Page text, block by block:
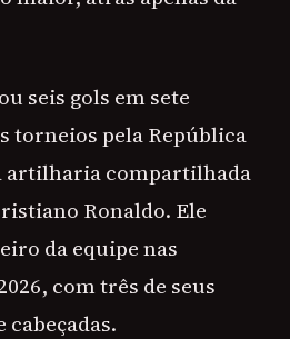
seis gols em sete
torneios pela República
artilharia compartilhada
Ronaldo. Ele
da equipe nas
com três de seus
cabeçadas.